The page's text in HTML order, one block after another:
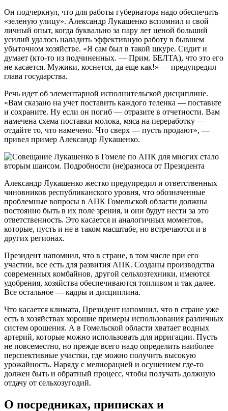
Он подчеркнул, что для работы губернатора надо обеспечить
«зеленую улицу». Александр Лукашенко вспомнил и свой
личный опыт, когда буквально за пару лет ценой больший
усилий удалось наладить эффективную работу в бывшем
убыточном хозяйстве. «Я сам был в такой шкуре. Сидит и
думает (кто-то из подчиненных. — Прим. БЕЛТА), что это его
не касается. Мужики, коснется, да еще как!» — предупредил
глава государства.
Речь идет об элементарной исполнительской дисциплине.
«Вам сказано на учет поставить каждого теленка — поставьте
и сохраните. Ну если он погиб — отразите в отчетности. Вам
намечена схема поставки молока, мяса на переработку —
отдайте то, что намечено. Что сверх — пусть продают», —
привел пример Александр Лукашенко.
Александр Лукашенко жестко предупредил и ответственных
чиновников республиканского уровня, что обозначенные
проблемные вопросы в АПК Гомельской области должны
постоянно быть в их поле зрения, и они будут нести за это
ответственность. Это касается и аналогичных моментов,
которые, пусть и не в таком масштабе, но встречаются и в
других регионах.
Президент напомнил, что в стране, в том числе при его
участии, все есть для развития АПК. Созданы производства
современных комбайнов, другой сельхозтехники, имеются
удобрения, хозяйства обеспечиваются топливом и так далее.
Все остальное — кадры и дисциплина.
Что касается климата, Президент напомнил, что в стране уже
есть в хозяйствах хорошие примеры использования различных
систем орошения. А в Гомельской области хватает водных
артерий, которые можно использовать для ирригации. Пусть
не повсеместно, но прежде всего надо определить наиболее
перспективные участки, где можно получить высокую
урожайность. Наряду с мелиорацией и осушением где-то
должен быть и обратный процесс, чтобы получать должную
отдачу от сельхозугодий.
О посредниках, приписках и